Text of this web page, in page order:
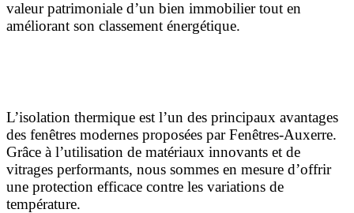
valeur patrimoniale d’un bien immobilier tout en
améliorant son classement énergétique.
L’isolation thermique est l’un des principaux avantages
des fenêtres modernes proposées par Fenêtres-Auxerre.
Grâce à l’utilisation de matériaux innovants et de
vitrages performants, nous sommes en mesure d’offrir
une protection efficace contre les variations de
température.